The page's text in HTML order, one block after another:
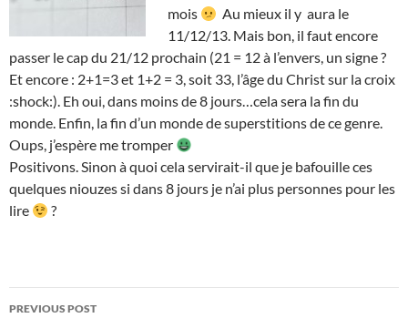
mois
Au mieux il y aura le
11/12/13. Mais bon, il faut encore
passer le cap du 21/12 prochain (21 = 12 à l’envers, un signe ?
Et encore : 2+1=3 et 1+2 = 3, soit 33, l’âge du Christ sur la croix
:shock:). Eh oui, dans moins de 8 jours…cela sera la fin du
monde. Enfin, la fin d’un monde de superstitions de ce genre.
Oups, j’espère me tromper
Positivons. Sinon à quoi cela servirait-il que je bafouille ces
quelques niouzes si dans 8 jours je n’ai plus personnes pour les
lire
?
Post
PREVIOUS POST